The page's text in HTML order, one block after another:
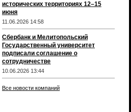
исторических территориях 12–15
июня
11.06.2026 14:58
Сбербанк и Мелитопольский
Государственный университет
подписали соглашение о
сотрудничестве
10.06.2026 13:44
Все новости компаний